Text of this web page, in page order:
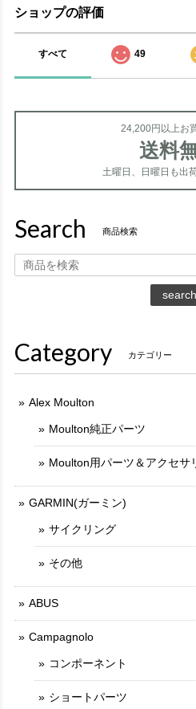
ショップの評価
すべて 49
24,200円以上お
送料
土曜日、日曜日も出
Search 商品検索
search
Category カテゴリー
Alex Moulton
Moulton純正パーツ
Moulton用パーツ＆アクセサ
GARMIN(ガーミン)
サイクリング
その他
ABUS
Campagnolo
コンポーネント
ショートパーツ